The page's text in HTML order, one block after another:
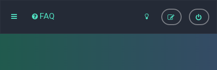
FAQ